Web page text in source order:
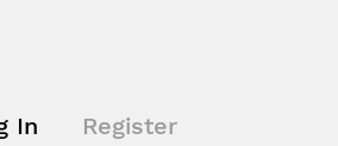
In Register